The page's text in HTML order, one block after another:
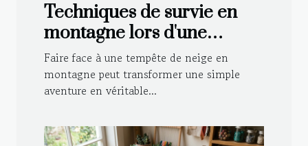
Techniques de survie en
montagne lors d'une
tempête de neige
Faire face à une tempête de neige en
montagne peut transformer une simple
aventure en véritable...